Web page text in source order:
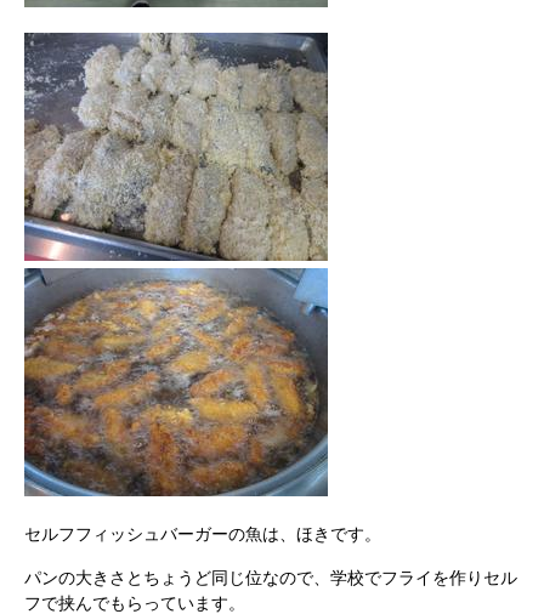
セルフフィッシュバーガーの魚は、ほきです。
パンの大きさとちょうど同じ位なので、学校でフライを作りセル
フで挟んでもらっています。